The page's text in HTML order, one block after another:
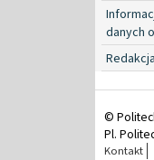
danych
Redakcja
©
Pl.
Kontakt